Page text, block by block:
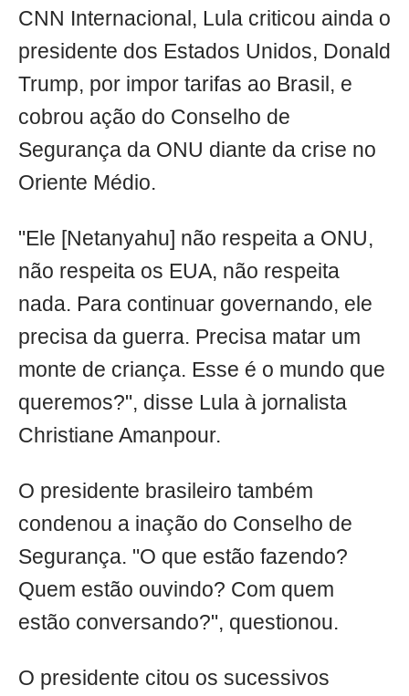
CNN Internacional, Lula criticou ainda o
presidente dos Estados Unidos, Donald
Trump, por impor tarifas ao Brasil, e
cobrou ação do Conselho de
Segurança da ONU diante da crise no
Oriente Médio.
"Ele [Netanyahu] não respeita a ONU,
não respeita os EUA, não respeita
nada. Para continuar governando, ele
precisa da guerra. Precisa matar um
monte de criança. Esse é o mundo que
queremos?", disse Lula à jornalista
Christiane Amanpour.
O presidente brasileiro também
condenou a inação do Conselho de
Segurança. "O que estão fazendo?
Quem estão ouvindo? Com quem
estão conversando?", questionou.
O presidente citou os sucessivos